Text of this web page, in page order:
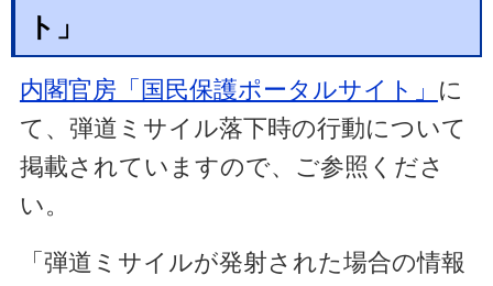
ト」
内閣官房「国民保護ポータルサイト」 に
て、弾道ミサイル落下時の行動について
掲載されていますので、ご参照くださ
い。
「弾道ミサイルが発射された場合の情報